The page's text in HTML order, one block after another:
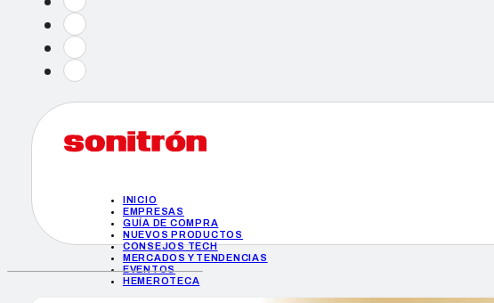
INICIO
EMPRESAS
GUÍA DE COMPRA
NUEVOS PRODUCTOS
CONSEJOS TECH
MERCADOS Y TENDENCIAS
EVENTOS
HEMEROTECA